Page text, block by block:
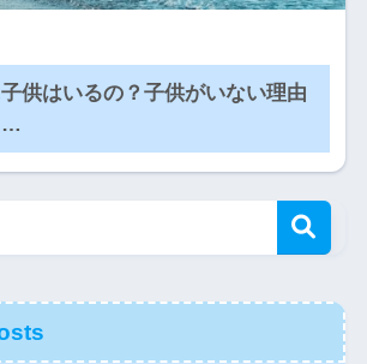
供はいるの？子供がいない理由
…